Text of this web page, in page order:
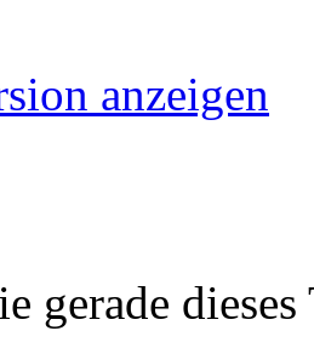
anzeigen
gerade